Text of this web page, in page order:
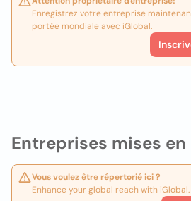
Entreprises mises en
Vous voulez être répertorié ici ?
Enhance your global reach with iGlobal.
Enregistrez votre entreprise
portée mondiale avec iGlobal.